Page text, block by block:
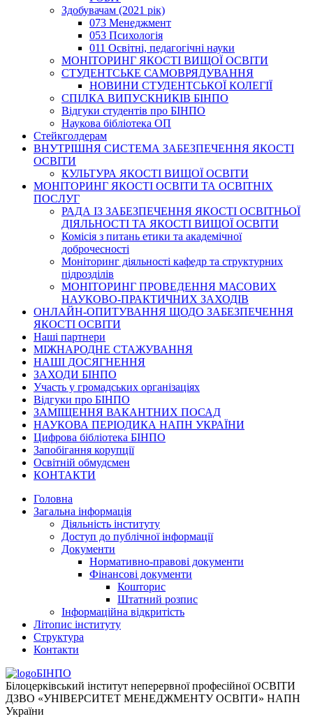
Здобувачам (2021 рік)
073 Менеджмент
053 Психологія
011 Освітні, педагогічні науки
МОНІТОРИНГ ЯКОСТІ ВИЩОЇ ОСВІТИ
СТУДЕНТСЬКЕ САМОВРЯДУВАННЯ
НОВИНИ СТУДЕНТСЬКОЇ КОЛЕГІЇ
СПІЛКА ВИПУСКНИКІВ БІНПО
Відгуки студентів про БІНПО
Наукова бібліотека ОП
Стейкголдерам
ВНУТРІШНЯ СИСТЕМА ЗАБЕЗПЕЧЕННЯ ЯКОСТІ
ОСВІТИ
КУЛЬТУРА ЯКОСТІ ВИЩОЇ ОСВІТИ
МОНІТОРИНГ ЯКОСТІ ОСВІТИ ТА ОСВІТНІХ
ПОСЛУГ
РАДА ІЗ ЗАБЕЗПЕЧЕННЯ ЯКОСТІ ОСВІТНЬОЇ
ДІЯЛЬНОСТІ ТА ЯКОСТІ ВИЩОЇ ОСВІТИ
Комісія з питань етики та академічної
доброчесності
Моніторинг діяльності кафедр та структурних
підрозділів
МОНІТОРИНГ ПРОВЕДЕННЯ МАСОВИХ
НАУКОВО-ПРАКТИЧНИХ ЗАХОДІВ
ОНЛАЙН-ОПИТУВАННЯ ЩОДО ЗАБЕЗПЕЧЕННЯ
ЯКОСТІ ОСВІТИ
Наші партнери
МІЖНАРОДНЕ СТАЖУВАННЯ
НАШІ ДОСЯГНЕННЯ
ЗАХОДИ БІНПО
Участь у громадських організаціях
Відгуки про БІНПО
ЗАМІЩЕННЯ ВАКАНТНИХ ПОСАД
НАУКОВА ПЕРІОДИКА НАПН УКРАЇНИ
Цифрова бібліотека БІНПО
Запобігання корупції
Освітній обмудсмен
КОНТАКТИ
Головна
Загальна інформація
Діяльність інституту
Доступ до публічної інформації
Документи
Нормативно-правові документи
Фінансові документи
Кошторис
Штатний розпис
Інформаційна відкритість
Літопис інституту
Структура
Контакти
БІНПО
Білоцерківський інститут неперервної професійної ОСВІТИ
ДЗВО «УНІВЕРСИТЕТ МЕНЕДЖМЕНТУ ОСВІТИ» НАПН
України